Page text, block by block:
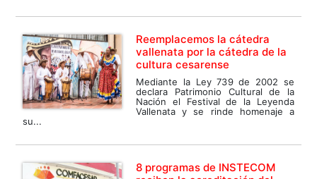
Reemplacemos la cátedra
vallenata por la cátedra de la
cultura cesarense
Mediante la Ley 739 de 2002 se
declara Patrimonio Cultural de la
Nación el Festival de la Leyenda
Vallenata y se rinde homenaje a
su...
8 programas de INSTECOM